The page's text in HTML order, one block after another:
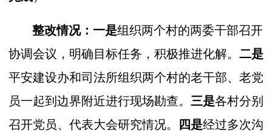
整改情况：一是组织两个村的两委干部召开
协调会议，明确目标任务，积极推进化解。 二是
平安建设办和司法所组织两个村的老干部、老党
员一起到边界附近进行现场勘查。 三是各村分别
召开党员、代表大会研究情况。
四是经过多次沟